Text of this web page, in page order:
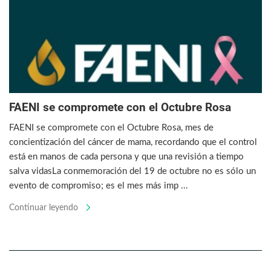
FAENI se compromete con el Octubre Rosa
FAENI se compromete con el Octubre Rosa, mes de
concientización del cáncer de mama, recordando que el control
está en manos de cada persona y que una revisión a tiempo
salva vidasLa conmemoración del 19 de octubre no es sólo un
evento de compromiso; es el mes más imp ...
Continuar leyendo